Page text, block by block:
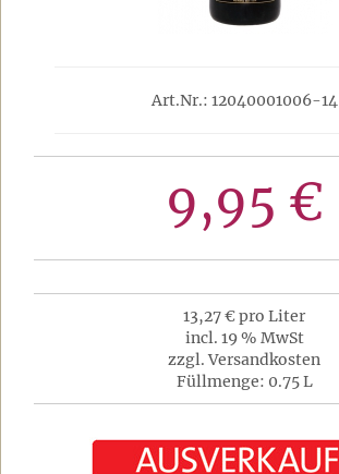
Art.Nr.: 12040001006-14
9,95 €
13,27 € pro Liter
incl. 19 % MwSt
zzgl. Versandkosten
Füllmenge: 0.75 L